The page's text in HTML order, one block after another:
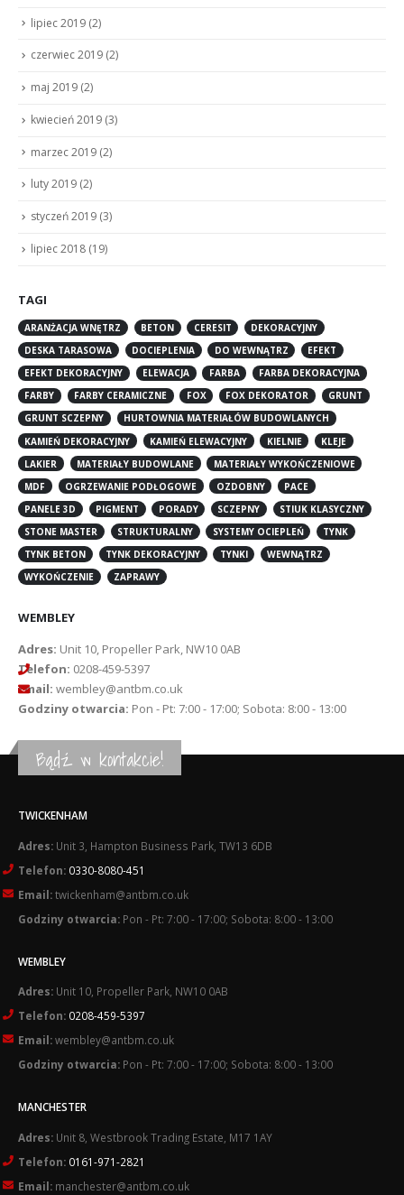
lipiec 2019 (2)
czerwiec 2019 (2)
maj 2019 (2)
kwiecień 2019 (3)
marzec 2019 (2)
luty 2019 (2)
styczeń 2019 (3)
lipiec 2018 (19)
TAGI
ARANŻACJA WNĘTRZ BETON CERESIT
DEKORACYJNY
DESKA TARASOWA
DOCIEPLENIA DO WEWNĄTRZ
EFEKT
EFEKT DEKORACYJNY
ELEWACJA FARBA
FARBA DEKORACYJNA
FARBY
FARBY CERAMICZNE FOX FOX DEKORATOR
GRUNT
GRUNT SCZEPNY
HURTOWNIA MATERIAŁÓW BUDOWLANYCH
KAMIEŃ DEKORACYJNY
KAMIEŃ ELEWACYJNY KIELNIE
KLEJE
LAKIER
MATERIAŁY BUDOWLANE
MATERIAŁY WYKOŃCZENIOWE
MDF
OGRZEWANIE PODŁOGOWE OZDOBNY
PACE
PANELE 3D
PIGMENT PORADY SCZEPNY
STIUK KLASYCZNY
STONE MASTER
STRUKTURALNY SYSTEMY OCIEPLEŃ
TYNK
TYNK BETON
TYNK DEKORACYJNY TYNKI
WEWNĄTRZ
WYKOŃCZENIE
ZAPRAWY
WEMBLEY
Adres: Unit 10, Propeller Park, NW10 0AB
Telefon: 0208-459-5397
Email: wembley@antbm.co.uk
Godziny otwarcia: Pon - Pt: 7:00 - 17:00; Sobota: 8:00 - 13:00
Bądź w kontakcie!
TWICKENHAM
Adres: Unit 3, Hampton Business Park, TW13 6DB
Telefon: 0330-8080-451
Email:twickenham@antbm.co.uk
Godziny otwarcia: Pon - Pt: 7:00 - 17:00; Sobota: 8:00 - 13:00
WEMBLEY
Adres: Unit 10, Propeller Park, NW10 0AB
Telefon: 0208-459-5397
Email:wembley@antbm.co.uk
Godziny otwarcia: Pon - Pt: 7:00 - 17:00; Sobota: 8:00 - 13:00
MANCHESTER
Adres: Unit 8, Westbrook Trading Estate, M17 1AY
Telefon: 0161-971-2821
Email: manchester@antbm.co.uk